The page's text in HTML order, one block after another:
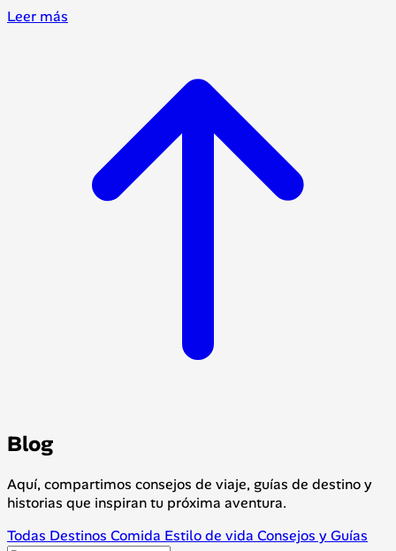
Leer más
Blog
Aquí, compartimos consejos de viaje, guías de destino y
historias que inspiran tu próxima aventura.
Todas Destinos Comida Estilo de vida Consejos y Guías